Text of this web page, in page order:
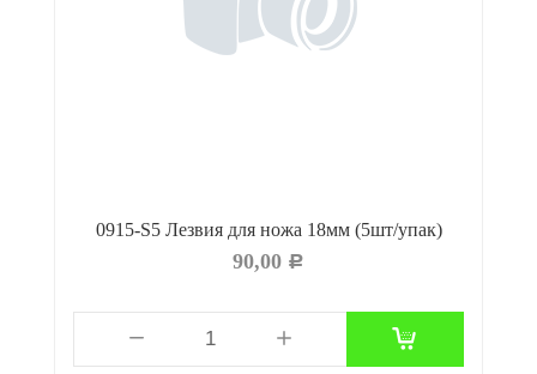
0915-S5 Лезвия для ножа 18мм (5шт/упак)
90,00 Р